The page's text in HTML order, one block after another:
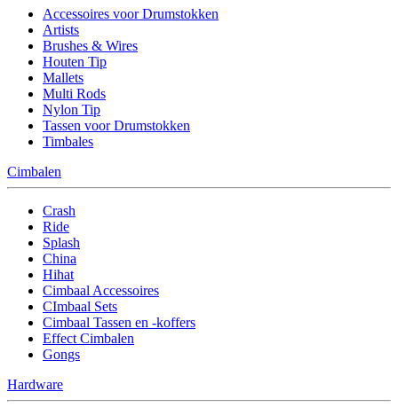
Accessoires voor Drumstokken
Artists
Brushes & Wires
Houten Tip
Mallets
Multi Rods
Nylon Tip
Tassen voor Drumstokken
Timbales
Cimbalen
Crash
Ride
Splash
China
Hihat
Cimbaal Accessoires
CImbaal Sets
Cimbaal Tassen en -koffers
Effect Cimbalen
Gongs
Hardware